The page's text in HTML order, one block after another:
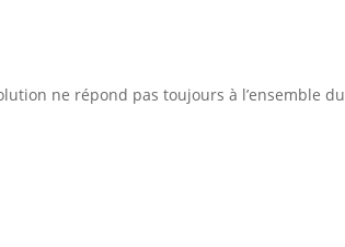
ne répond pas toujours à l’ensemble du